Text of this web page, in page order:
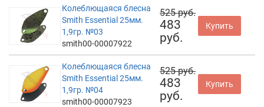
Колеблющаяся блесна
Smith Essential 25мм.
1,9гр. №03
smith00-00007922
525 руб.
483
руб.
Купить
Колеблющаяся блесна
Smith Essential 25мм.
1,9гр. №04
smith00-00007923
525 руб.
483
руб.
Купить